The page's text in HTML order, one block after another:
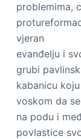
problemima,
vjeran
evanđelju i
grubi
kabanicu
voskom da
na podu i
povlastice